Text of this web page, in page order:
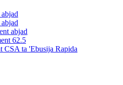
abjad
62.5
ta 'Ebusija Rapida